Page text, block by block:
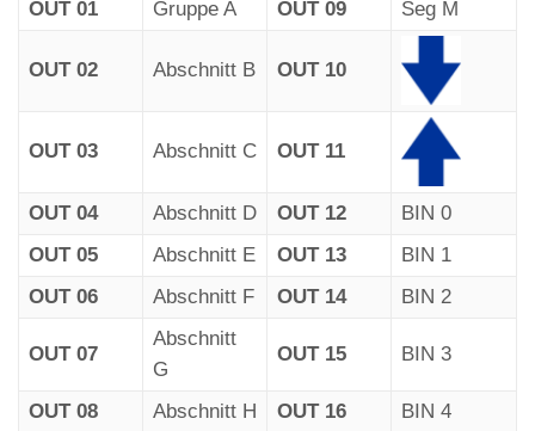
OUT 01 Gruppe A OUT 09 Seg M
OUT 02 Abschnitt B OUT 10
OUT 03 Abschnitt C OUT 11
OUT 04 Abschnitt D OUT 12
BIN 0
OUT 05
Abschnitt E OUT 13
BIN 1
OUT 06
Abschnitt F OUT 14 BIN 2
OUT 07
Abschnitt
G
OUT 15 BIN 3
OUT 08 Abschnitt H OUT 16 BIN 4